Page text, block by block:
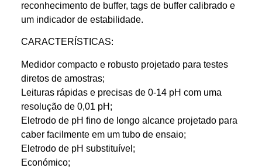
reconhecimento de buffer, tags de buffer calibrado e
um indicador de estabilidade.
CARACTERÍSTICAS:
Medidor compacto e robusto projetado para testes
diretos de amostras;
Leituras rápidas e precisas de 0-14 pH com uma
resolução de 0,01 pH;
Eletrodo de pH fino de longo alcance projetado para
caber facilmente em um tubo de ensaio;
Eletrodo de pH substituível;
Económico;